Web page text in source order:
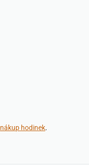
nákup hodinek.